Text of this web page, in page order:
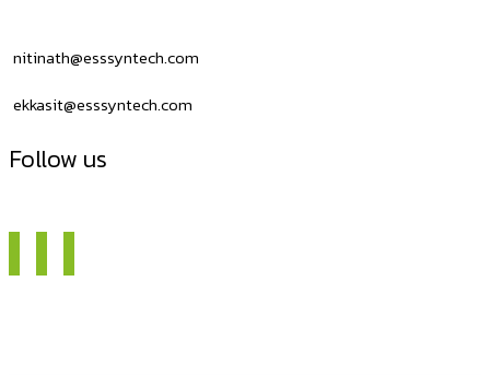
nitinath@esssyntech.com
ekkasit@esssyntech.com
Follow us